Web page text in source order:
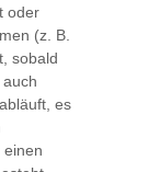
oder
(z. B.
sobald
es
einen